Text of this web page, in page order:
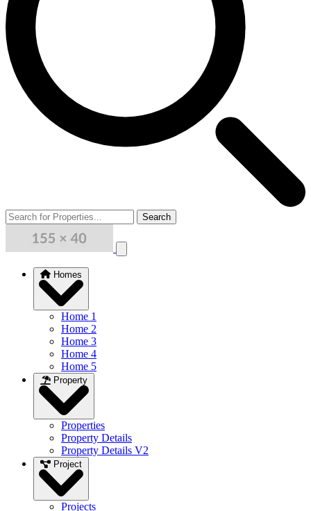
Search
Close menu
Homes
Home 1
Home 2
Home 3
Home 4
Home 5
Property
Properties
Property Details
Property Details V2
Project
Projects